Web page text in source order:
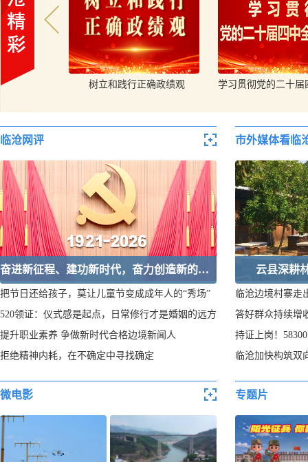
观 树立和践行正确政绩观
临沧网评
奋进新征程、建功新时代，奋力创造新的历史辉煌
把节日还给孩子，莫让儿童节变成成年人的“秀场”
520领证：仪式感是起点，日常修行才是婚姻的远方
提升职业素养 争做新时代合格边境新闻人
拒绝精神内耗，在不确定中寻找确定
市外媒体看临
云县深耕
临沧边境村寨走
答好群众持续增
持证上岗！
临沧加快构筑双
微电影 专题片